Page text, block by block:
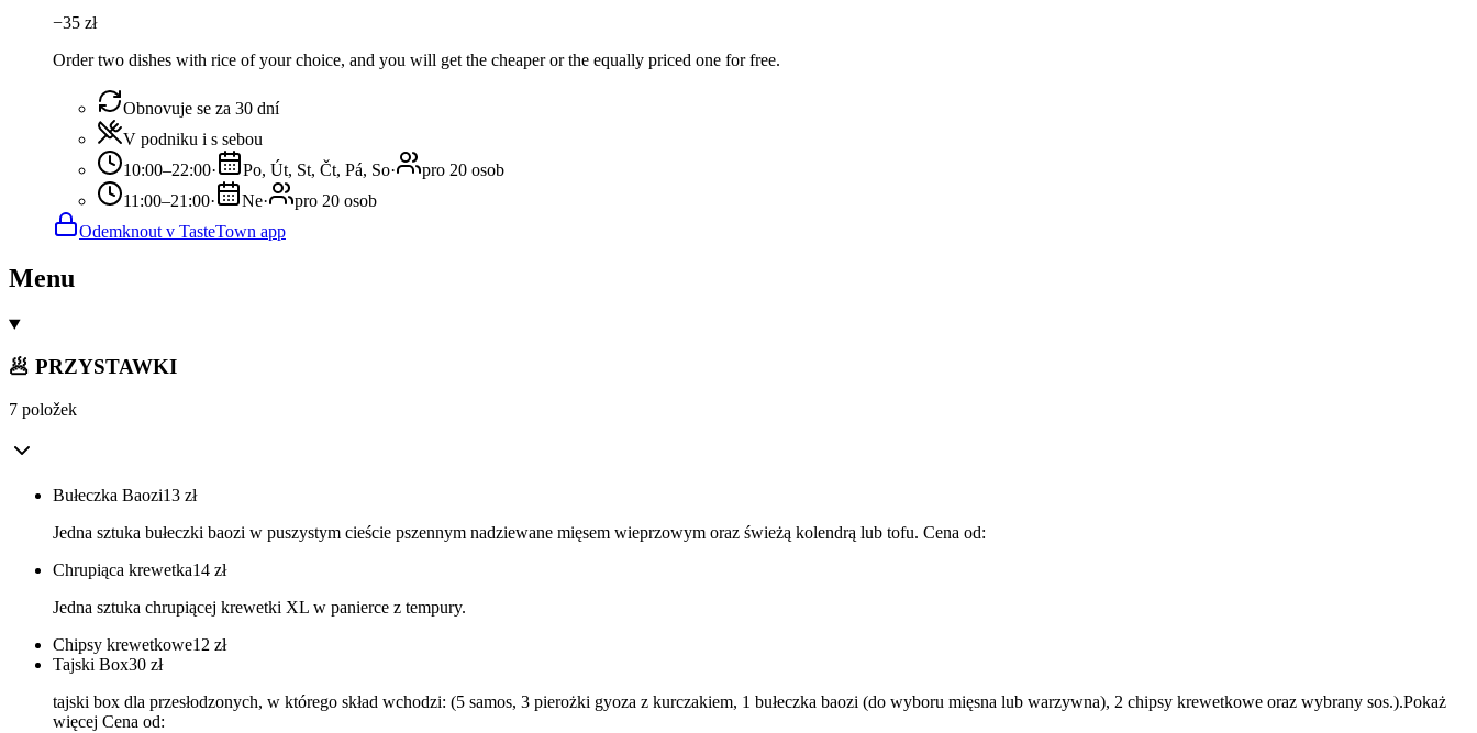
−35 zł
Order two dishes with rice of your choice, and you will get the cheaper or the equally priced one for free.
Obnovuje se za 30 dní
V podniku i s sebou
10:00–22:00· Po, Út, St, Čt, Pá, So·
pro 20 osob
11:00–21:00· Ne·
pro 20 osob
Odemknout v TasteTown app
Menu
🥟 PRZYSTAWKI
7 položek
Bułeczka Baozi13 zł
Jedna sztuka bułeczki baozi w puszystym cieście pszennym nadziewane mięsem wieprzowym oraz świeżą kolendrą lub tofu. Cena od:
Chrupiąca krewetka14 zł
Jedna sztuka chrupiącej krewetki XL w panierce z tempury.
Chipsy krewetkowe12 zł
Tajski Box30 zł
tajski box dla przesłodzonych, w którego skład wchodzi: (5 samos, 3 pierożki gyoza z kurczakiem, 1 bułeczka baozi (do wyboru mięsna lub warzywna), 2 chipsy krewetkowe oraz wybrany sos.).Pokaż
więcej Cena od: